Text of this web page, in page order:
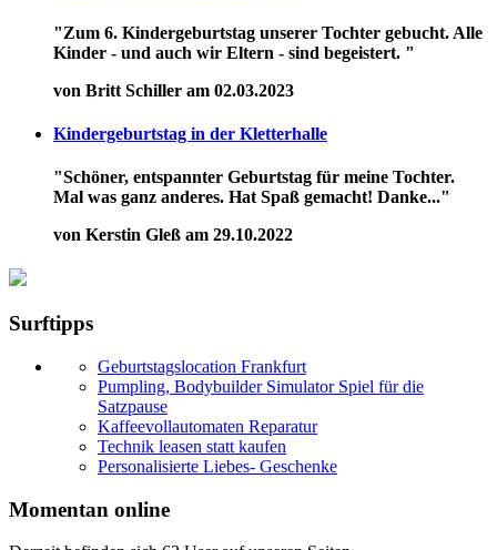
"Zum 6. Kindergeburtstag unserer Tochter gebucht. Alle
Kinder - und auch wir Eltern - sind begeistert. "
von Britt Schiller am 02.03.2023
Kindergeburtstag in der Kletterhalle
"Schöner, entspannter Geburtstag für meine Tochter.
Mal was ganz anderes. Hat Spaß gemacht! Danke..."
von Kerstin Gleß am 29.10.2022
Surftipps
Geburtstagslocation Frankfurt
Pumpling, Bodybuilder Simulator Spiel für die
Satzpause
Kaffeevollautomaten Reparatur
Technik leasen statt kaufen
Personalisierte Liebes- Geschenke
Momentan online